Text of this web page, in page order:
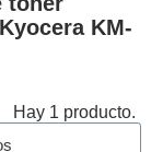
KM-
Hay 1 producto.